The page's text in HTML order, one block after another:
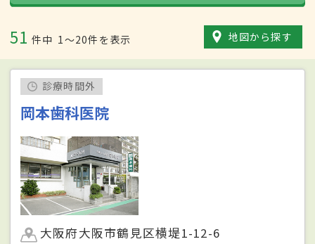
51 件中 1〜20件を表示 地図から探す
診療時間外
岡本歯科医院
大阪府大阪市鶴見区横堤1-12-6